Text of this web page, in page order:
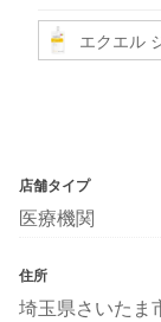
エクエル
店舗タイプ
医療機関
住所
埼玉県さいたま